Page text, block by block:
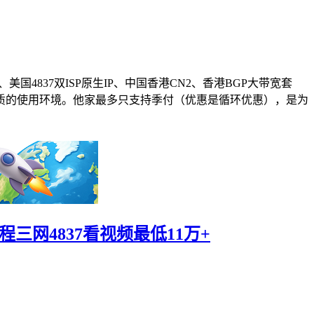
国4837双ISP原生IP、中国香港CN2、香港BGP大带宽套
使用环境。他家最多只支持季付（优惠是循环优惠），是为
三网4837看视频最低11万+